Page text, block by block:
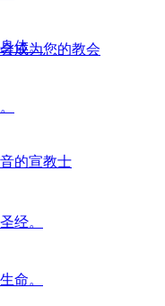
体。
的宣教士
成为您的教会
经。
命。